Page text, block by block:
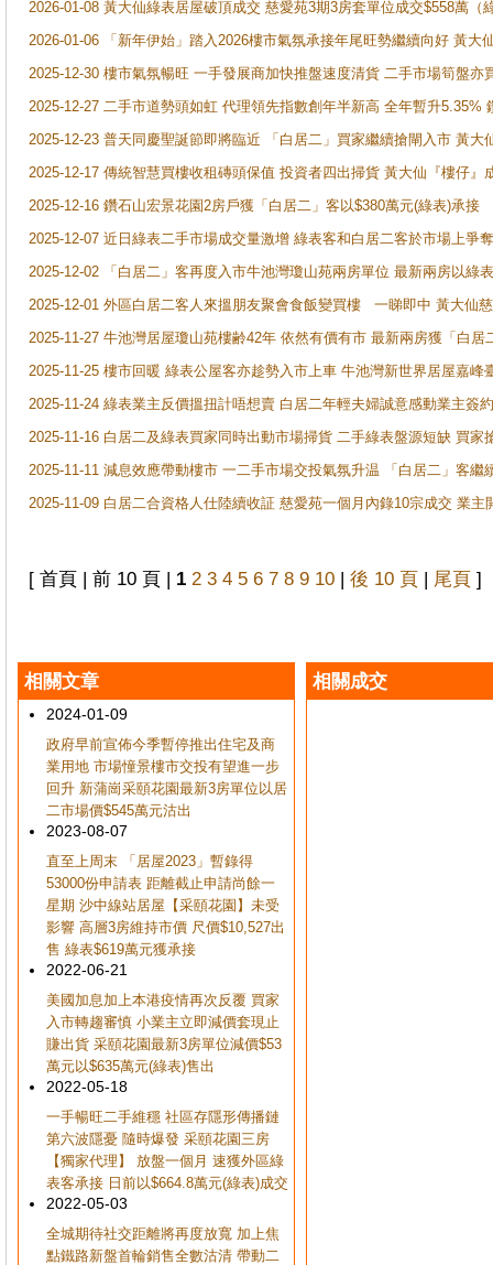
2026-01-08 黃大仙綠表居屋破頂成交 慈愛苑3期3房套單位成交$558萬（
2026-01-06 「新年伊始」踏入2026樓市氣氛承接年尾旺勢繼續向好 黃
2025-12-30 樓市氣氛暢旺 一手發展商加快推盤速度清貨 二手市場筍盤
2025-12-27 二手市道勢頭如虹 代理領先指數創年半新高 全年暫升5.35%
2025-12-23 普天同慶聖誕節即將臨近 「白居二」買家繼續搶閘入市 黃
2025-12-17 傳統智慧買樓收租磚頭保值 投資者四出掃貨 黃大仙『樓仔
2025-12-16 鑽石山宏景花園2房戶獲「白居二」客以$380萬元(綠表)承接
2025-12-07 近日綠表二手市場成交量激增 綠表客和白居二客於市場上
2025-12-02 「白居二」客再度入市牛池灣瓊山苑兩房單位 最新兩房以綠
2025-12-01 外區白居二客人來搵朋友聚會食飯變買樓 一睇即中 黃大仙
2025-11-27 牛池灣居屋瓊山苑樓齢42年 依然有價有市 最新兩房獲「白居
2025-11-25 樓市回暖 綠表公屋客亦趁勢入市上車 牛池灣新世界居屋嘉峰
2025-11-24 綠表業主反價搵扭計唔想賣 白居二年輕夫婦誠意感動業主簽
2025-11-16 白居二及綠表買家同時出動市場掃貨 二手綠表盤源短缺 買
2025-11-11 減息效應帶動樓市 一二手市場交投氣氛升温 「白居二」客
2025-11-09 白居二合資格人仕陸續收証 慈愛苑一個月內錄10宗成交 業
[ 首頁 | 前 10 頁 | 1 2 3 4 5 6 7 8 9 10 | 後 10 頁 | 尾頁 ]
相關文章
2024-01-09
政府早前宣佈今季暫停推出住宅及商
業用地 市場憧景樓市交投有望進一步
回升 新蒲崗采頤花園最新3房單位以居
二市場價$545萬元沽出
2023-08-07
直至上周末 「居屋2023」暫錄得
53000份申請表 距離截止申請尚餘一
星期 沙中線站居屋【采頤花園】未受
影響 高層3房維持市價 尺價$10,527出
售 綠表$619萬元獲承接
2022-06-21
美國加息加上本港疫情再次反覆 買家
入市轉趨審慎 小業主立即減價套現止
賺出貨 采頤花園最新3房單位減價$53
萬元以$635萬元(綠表)售出
2022-05-18
一手暢旺二手維穩 社區存隱形傳播鏈
第六波隱憂 隨時爆發 采頤花園三房
【獨家代理】 放盤一個月 速獲外區綠
表客承接 日前以$664.8萬元(綠表)成交
2022-05-03
全城期待社交距離將再度放寬 加上焦
點鐵路新盤首輪銷售全數沽清 帶動二
相關成交